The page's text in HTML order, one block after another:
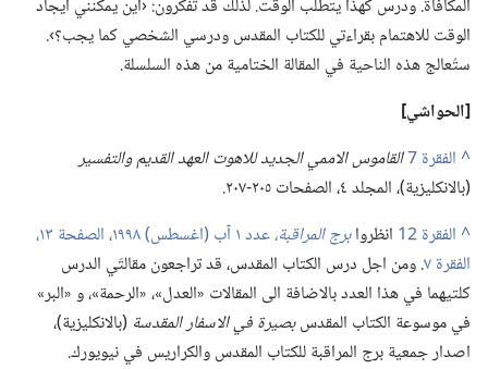
المكافأة.‏ ودرس كهذا يتطلب الوقت.‏ لذلك قد تفكرون:‏ ‹اين يمكنني ايجاد
الوقت للاهتمام بقراءتي للكتاب المقدس ودرسي الشخصي كما يجب؟‏›.‏
ستُعالج هذه الناحية في المقالة الختامية من هذه السلسلة.‏
‏[الحواشي]‏
^
القاموس الاممي الجديد للاهوت العهد القديم والتفسير
‏(‏بالانكليزية)‏،‏ المجلد ٤،‏ الصفحات ٢٠٥-‏٢٠٧.‏
^
انظروابرج المراقبة،‏
عدد ١ آب (‏اغسطس)‏ ١٩٩٨،‏ الصفحة ١٣،‏
الفقرة ٧ ‏.‏ ومن اجل درس الكتاب المقدس،‏ قد تراجعون مقالتَي الدرس
كلتيهما في هذا العدد بالاضافة الى المقالات «العدل»،‏ «الرحمة»،‏ و «البر»
في موسوعة الكتاب المقدسبصيرةفيالاسفار المقدسة ‏(‏بالانكليزية)‏،‏
اصدار جمعية برج المراقبة للكتاب المقدس والكراريس في نيويورك.‏